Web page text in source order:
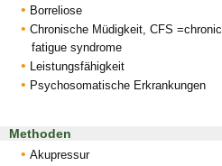
Borreliose
Chronische Müdigkeit, CFS =chronic
fatigue syndrome
Leistungsfähigkeit
Psychosomatische Erkrankungen
Methoden
Akupressur